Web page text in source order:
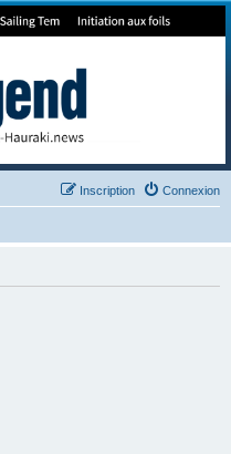
Connexion
Inscription